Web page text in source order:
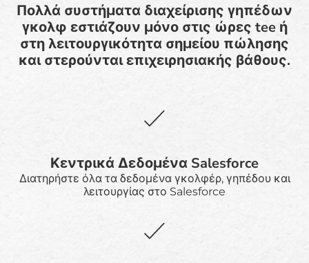
Πολλά συστήματα διαχείρισης γηπέδων
γκολφ εστιάζουν μόνο στις ώρες tee ή
στη λειτουργικότητα σημείου πώλησης
και στερούνται επιχειρησιακής βάθους.
Κεντρικά Δεδομένα Salesforce
Διατηρήστε όλα τα δεδομένα γκολφέρ, γηπέδου και
λειτουργίας στο Salesforce